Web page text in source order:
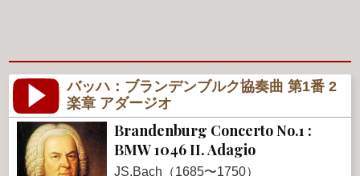
バッハ：ブランデンブルク協奏曲 第1番 2
楽章 アダージオ
Brandenburg Concerto No.1 :
BMW 1046 II. Adagio
JS.Bach（1685〜1750）